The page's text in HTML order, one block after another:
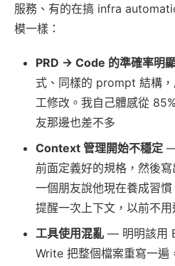
服務、有的在搞 infra
模一樣：
PRD → Code 的準確率明
式、同樣的 prompt 結構
工修改。我自己體感從
友那邊也差不多
Context 管理開始不穩定 —
前面定義好的規格，然後
一個朋友說他現在養成習
提醒一次上下文，以前不用
工具使用混亂 — 明明該用
Write 把整個檔案重寫一遍